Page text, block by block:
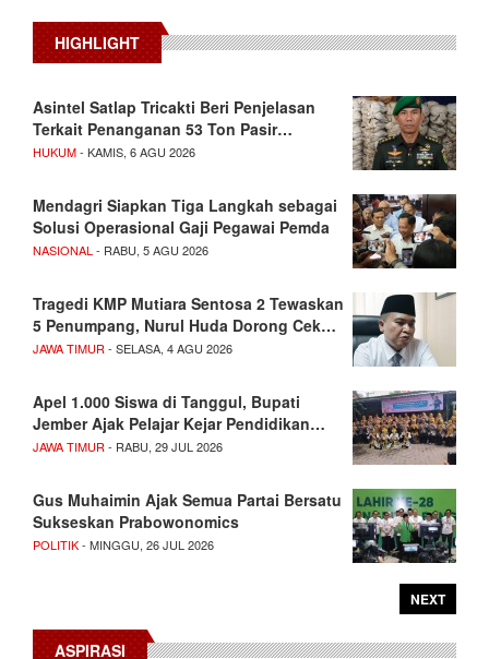
HIGHLIGHT
Asintel Satlap Tricakti Beri Penjelasan
Terkait Penanganan 53 Ton Pasir…
HUKUM- KAMIS, 6 AGU 2026
Mendagri Siapkan Tiga Langkah sebagai
Solusi Operasional Gaji Pegawai Pemda
NASIONAL - RABU, 5 AGU 2026
Tragedi KMP Mutiara Sentosa 2 Tewaskan
5 Penumpang, Nurul Huda Dorong Cek…
JAWA TIMUR - SELASA, 4 AGU 2026
Apel 1.000 Siswa di Tanggul, Bupati
Jember Ajak Pelajar Kejar Pendidikan…
JAWA TIMUR - RABU, 29 JUL 2026
Gus Muhaimin Ajak Semua Partai Bersatu
Sukseskan Prabowonomics
POLITIK- MINGGU, 26 JUL 2026
NEXT
ASPIRASI